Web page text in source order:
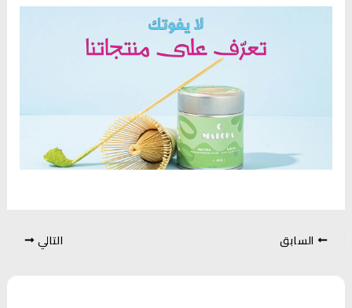
السابق التالي